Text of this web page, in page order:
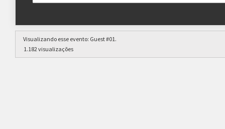
Visualizando esse evento: Guest #01.
1.182 visualizações